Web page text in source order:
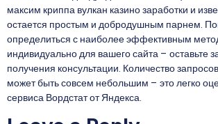
максим криппа вулкан казино заработки и
остается простым и добродушным парнем.
определиться с наиболее эффективным
индивидуально для вашего сайта – оставьте
получения консультации. Количество
может быть совсем небольшим – это легко
сервиса Вордстат от Яндекса.